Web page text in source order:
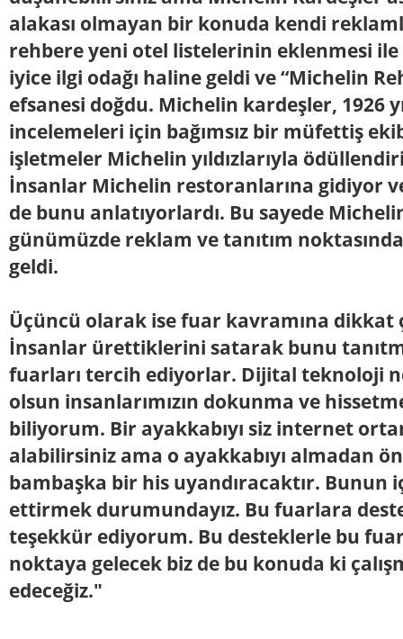
alakası olmayan bir konuda kendi
rehbere yeni otel listelerinin eklenmesi
iyice ilgi odağı haline geldi ve “Michelin
efsanesi doğdu. Michelin kardeşler, 1926
incelemeleri için bağımsız bir müfettiş
işletmeler Michelin yıldızlarıyla
İnsanlar Michelin restoranlarına gidiyor
de bunu anlatıyorlardı. Bu sayede Michelin
günümüzde reklam ve tanıtım
geldi.
Üçüncü olarak ise fuar kavramına
İnsanlar ürettiklerini satarak bunu
fuarları tercih ediyorlar. Dijital teknoloji
olsun insanlarımızın dokunma ve
biliyorum. Bir ayakkabıyı siz internet
alabilirsiniz ama o ayakkabıyı almadan
bambaşka bir his uyandıracaktır. Bunun
ettirmek durumundayız. Bu fuarlara
teşekkür ediyorum. Bu desteklerle bu
noktaya gelecek biz de bu konuda ki
edeceğiz."